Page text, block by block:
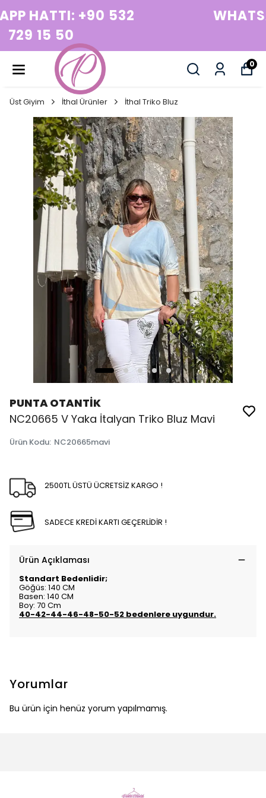
WHATSAPP HATTI: +90 532
0
Üst Giyim İthal Ürünler İthal Triko Bluz
PUNTA OTANTİK
NC20665 V Yaka İtalyan Triko Bluz Mavi
Ürün Kodu: NC20665mavi
2500TL ÜSTÜ ÜCRETSİZ KARGO !
SADECE KREDİ KARTI GEÇERLİDİR !
Ürün Açıklaması
Standart Bedenlidir;
Göğüs: 140 CM
Basen: 140 CM
Boy: 70 Cm
40-42-44-46-48-50-52 bedenlere uygundur.
Yorumlar
Bu ürün için henüz yorum yapılmamış.